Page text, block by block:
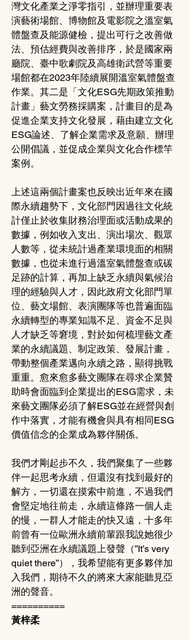
灣文化產業之淨零指引，並辦理重要表
演藝術場館、博物館及電影院之溫室氣
體盤查及能源健檢，提出可行之改善做
法、預估經費與改善排序，於是國家兩
廳院、臺中歌劇院及高雄衛武營等重要
場館都在2023年陸續展開溫室氣體盤查
作業。其二是「文化ESG先期政策推動
計畫」藝文勞務採購案，計畫目的是為
促進企業支持文化發展，藉由建立文化
ESG論述、了解企業需求及意願、辦理
公開倡議，並促成企業與文化合作標竿
案例。
上述這兩個計畫案也反映出近年來在國
際永續趨勢下，文化部門因過往文化統
計僅止於收集財務治理面或活動成果的
數據，例如收入支出、演出場次、觀眾
人數等，從未統計過產業環境面的相關
數據，也從未進行過溫室氣體盤查或碳
足跡的計算，再加上缺乏永續與氣候治
理的經驗與人才，因此政府文化部門單
位、藝文場館、表演團隊等也普遍面臨
永續轉型的專業知識不足、資金不足與
人才缺乏等窘境，對於如何梳理藝文產
業的永續議題、制定政策、發展計畫，
帶動整個產業邁向永續之路，顯得挑戰
重重。愈來愈多藝文團隊在尋求企業贊
助時會面臨到企業提出的ESG需求，未
來藝文團隊必須了解ESG並在經營與創
作中落實，才能有機會與具有相同ESG
價值信念的企業成為夥伴關係。
我們才剛起步不久，我們聚集了一些夥
伴一起思考永續，但還沒有找到最好的
解方，一切還在摸索中前進，不過我們
會堅定地往前走，永續這條路一個人走
的慢，一群人才能走的快又遠，十多年
前曾有一位歐洲永續前輩跟我說她很少
聽到亞洲在永續議題上發聲（”It’s very
quiet there”），我希望能有更多夥伴加
入我們，期待不久的將來大家能聽見亞
洲的聲音。
==========
黃梓柔